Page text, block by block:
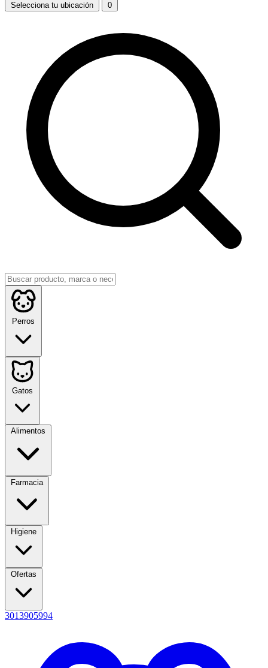
Selecciona tu ubicación 0
Perros
Gatos
Alimentos
Farmacia
Higiene
Ofertas
3013905994